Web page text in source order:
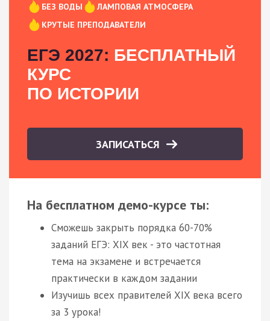
БЕЗ ВОДЫ
ЛАМПОВАЯ АТМОСФЕРА
КРУТЫЕ ПРЕПОДАВАТЕЛИ
ЕГЭ 2027: БЕСПЛАТНЫЙ
КУРС
ПО ИСТОРИИ
ЗАПИСАТЬСЯ
На бесплатном демо-курсе ты:
Сможешь закрыть порядка 60-70%
заданий ЕГЭ: XIX век - это частотная
тема на экзамене и встречается
практически в каждом задании
Изучишь всех правителей XIX века всего
за 3 урока!